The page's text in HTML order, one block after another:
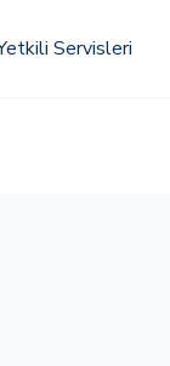
Servisleri